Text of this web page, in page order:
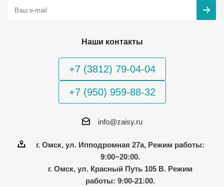
Наши контакты
+7 (3812) 79-04-04
+7 (950) 959-88-32
info@zaisy.ru
г. Омск, ул. Ипподромная 27а, Режим работы:
9:00−20:00.
г. Омск, ул. Красный Путь 105 В. Режим
работы: 9:00-21:00.